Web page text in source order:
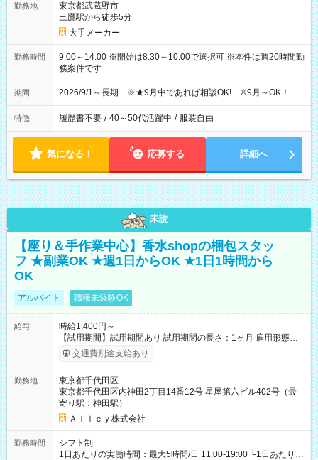
勤務地
東京都武蔵野市
三鷹駅から徒歩5分
大手メーカー
勤務時間
9:00～14:00 ※開始は8:30～10:00で選択可 ※本件は週20時間勤
務案件です
期間 2026/9/1～長期 ※★9月中であれば相談OK! ※9月～OK！
特徴 履歴書不要 / 40～50代活躍中 / 服装自由
気になる！ 応募する 詳細へ
未読
【座り＆手作業中心】香水shopの梱包スタッ
フ ★副業OK ★週1日からOK ★1日1時間から
OK
アルバイト 職種未経験OK
給与
時給1,400円～
【試用期間】試用期間あり 試用期間の長さ：1ヶ月 雇用形態、
給与は本採用時と同じです。
交通費別途支給あり
勤務地
東京都千代田区
東京都千代田区内神田2丁目14番12号 星屋第六ビル402号（最
寄り駅：神田駅）
Ａｌｌｅｙ株式会社
勤務時間
シフト制
1日あたりの実働時間：最大5時間/日 11:00-19:00 └1日あたりの